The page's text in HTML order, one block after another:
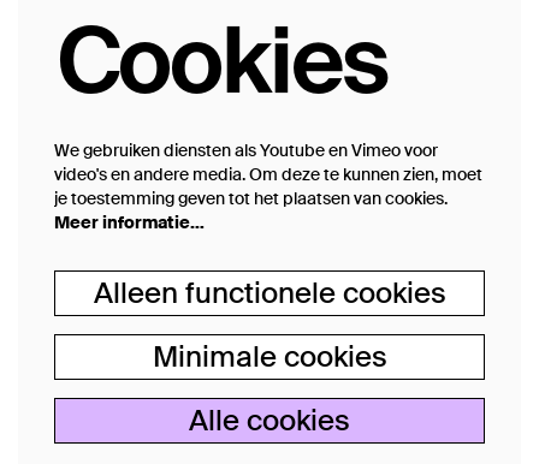
Cookies
We gebruiken diensten als Youtube en Vimeo voor
video's en andere media. Om deze te kunnen zien, moet
je toestemming geven tot het plaatsen van cookies.
Meer informatie…
Alleen functionele cookies
Minimale cookies
Alle cookies